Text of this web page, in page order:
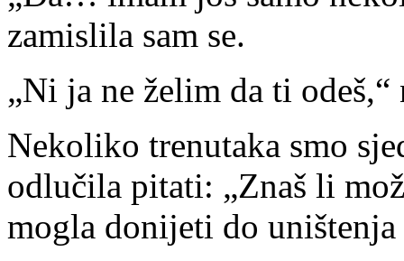
zamislila sam se.
„Ni ja ne želim da ti odeš,“
Nekoliko trenutaka smo
odlučila pitati: „Znaš li
mogla donijeti do uništenja